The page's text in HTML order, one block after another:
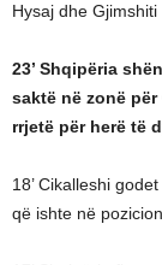
Hysaj dhe
23’ Shqipëria
saktë në zonë
rrjetë për herë të
18’ Cikalleshi
që ishte në pozicion.